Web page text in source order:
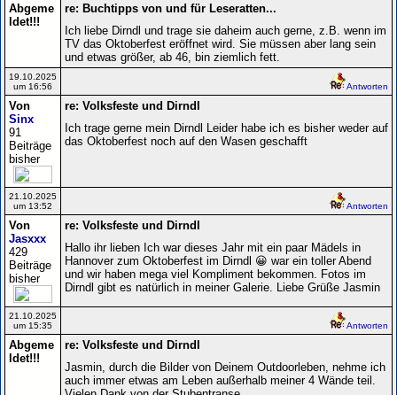
Abgeme
ldet!!!
re: Buchtipps von und für Leseratten...
Ich liebe Dirndl und trage sie daheim auch gerne, z.B. wenn im
TV das Oktoberfest eröffnet wird. Sie müssen aber lang sein
und etwas größer, ab 46, bin ziemlich fett.
19.10.2025
um 16:56
Antworten
Von
Sinx
91
Beiträge
bisher
re: Volksfeste und Dirndl
Ich trage gerne mein Dirndl Leider habe ich es bisher weder auf
das Oktoberfest noch auf den Wasen geschafft
21.10.2025
um 13:52
Antworten
Von
Jasxxx
429
Beiträge
bisher
re: Volksfeste und Dirndl
Hallo ihr lieben Ich war dieses Jahr mit ein paar Mädels in
Hannover zum Oktoberfest im Dirndl 😀 war ein toller Abend
und wir haben mega viel Kompliment bekommen. Fotos im
Dirndl gibt es natürlich in meiner Galerie. Liebe Grüße Jasmin
21.10.2025
um 15:35
Antworten
Abgeme
ldet!!!
re: Volksfeste und Dirndl
Jasmin, durch die Bilder von Deinem Outdoorleben, nehme ich
auch immer etwas am Leben außerhalb meiner 4 Wände teil.